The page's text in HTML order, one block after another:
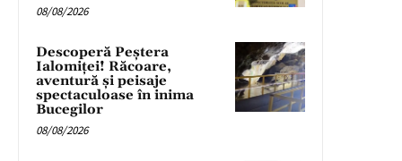
08/08/2026
Descoperă Peștera
Ialomiței! Răcoare,
aventură și peisaje
spectaculoase în inima
Bucegilor
08/08/2026